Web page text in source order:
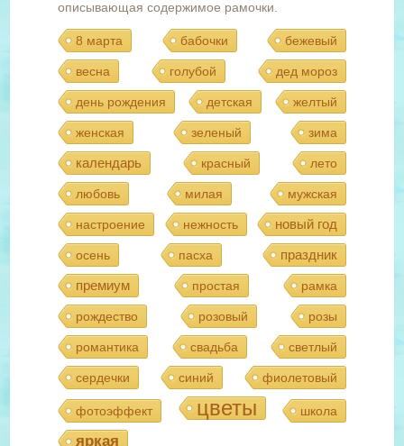
описывающая содержимое рамочки.
8 марта бабочки бежевый
весна голубой дед мороз
день рождения детская желтый
женская зеленый зима
календарь красный лето
любовь милая мужская
настроение нежность новый год
осень пасха
праздник
премиум
простая рамка
рождество розовый розы
романтика свадьба светлый
сердечки синий фиолетовый
фотоэффект цветы школа
яркая